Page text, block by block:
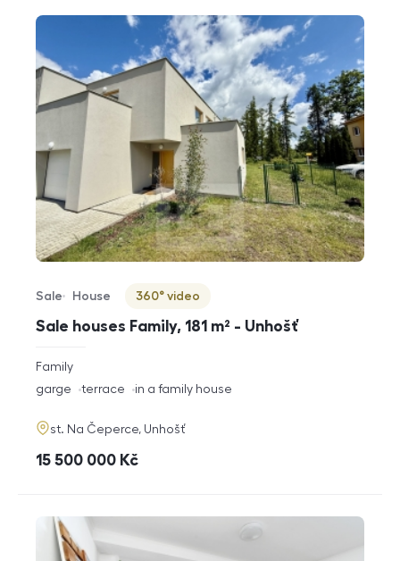
Sale houses Family, 181 m² - Unhošť
Offer type
Sale
Property type
House
Virtuální prohlídka
360° video
rozměry
disposition
Family
funkce
garge terrace in a family house
adresa
st. Na Čeperce, Unhošť
cena
15 500 000 Kč